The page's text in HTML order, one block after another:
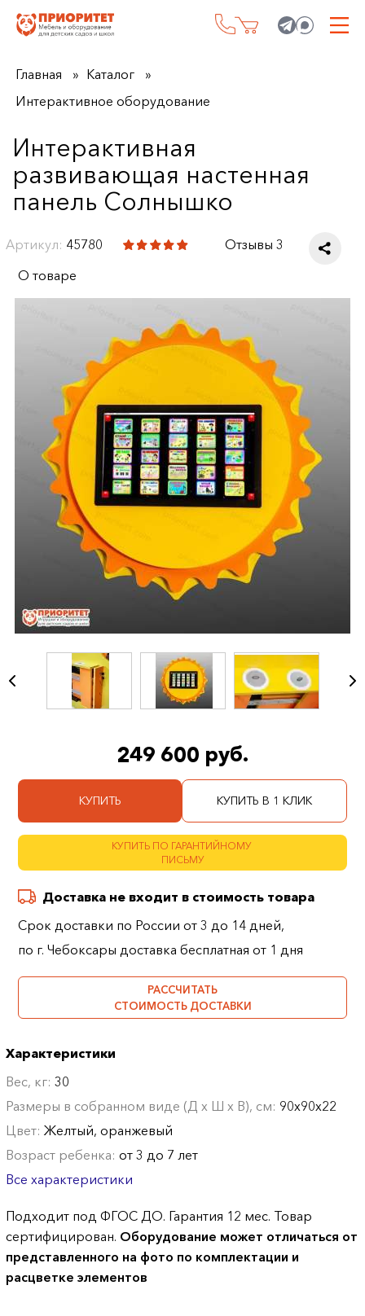
Главная
Каталог
Интерактивное оборудование
Интерактивная
развивающая настенная
панель Солнышко
Артикул: 45780
Отзывы 3
О товаре
249 600 руб.
КУПИТЬ КУПИТЬ В 1 КЛИК
КУПИТЬ ПО ГАРАНТИЙНОМУ
ПИСЬМУ
Доставка не входит в стоимость товара
Срок доставки по России от 3 до 14 дней,
по г. Чебоксары доставка бесплатная от 1 дня
РАССЧИТАТЬ
СТОИМОСТЬ ДОСТАВКИ
Характеристики
Вес, кг:30
Размеры в собранном виде (Д х Ш х В), см: 90х90х22
Цвет:Желтый, оранжевый
Возраст ребенка:от 3 до 7 лет
Все характеристики
Подходит под ФГОС ДО. Гарантия 12 мес. Товар
сертифицирован. Оборудование может отличаться от
представленного на фото по комплектации и
расцветке элементов